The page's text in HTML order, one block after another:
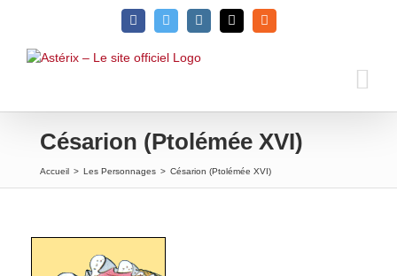
FacebookTwitterInstagramEmailRss
Césarion (Ptolémée XVI)
Accueil > Les Personnages > Césarion (Ptolémée XVI)